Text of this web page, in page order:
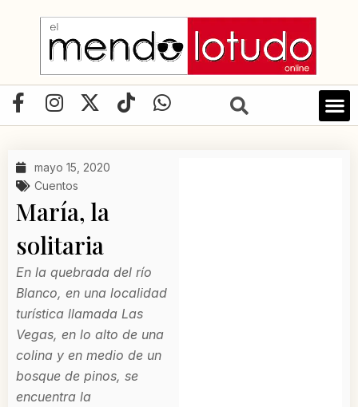
contenido
F
a
e
b
o
o
k
-
f
I
n
t
a
g
r
a
m
X
-
w
t
t
e
r
T
i
W
h
mayo 15, 2020
Cuentos
María, la
solitaria
En la quebrada del río
Blanco, en una localidad
turística llamada Las
Vegas, en lo alto de una
colina y en medio de un
bosque de pinos, se
encuentra la